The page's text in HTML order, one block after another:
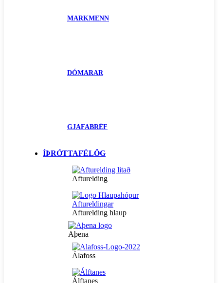
MARKMENN
DÓMARAR
GJAFABRÉF
ÍÞRÓTTAFÉLÖG
Afturelding
Afturelding hlaup
Aþena
Álafoss
Álftanes